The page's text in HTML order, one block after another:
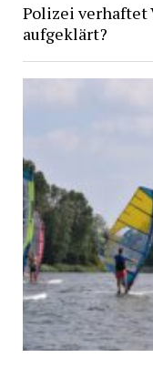
Polizei verhaftet
aufgeklärt?